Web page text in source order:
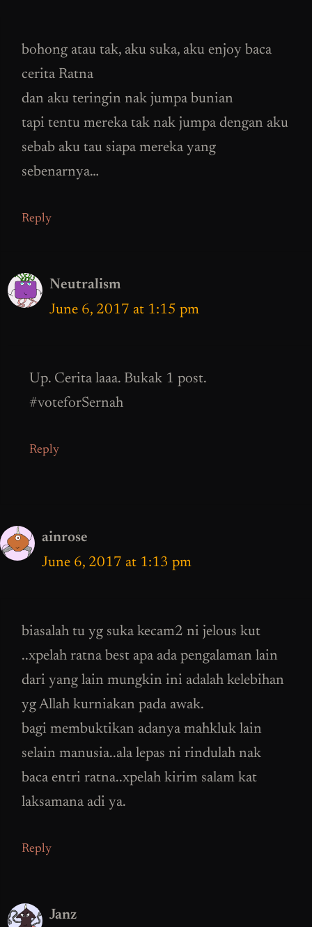
bohong atau tak, aku suka, aku enjoy baca
cerita Ratna
dan aku teringin nak jumpa bunian
tapi tentu mereka tak nak jumpa dengan aku
sebab aku tau siapa mereka yang
sebenarnya…
Reply
Neutralism
June 6, 2017 at 1:15 pm
Up. Cerita laaa. Bukak 1 post.
#voteforSernah
Reply
ainrose
June 6, 2017 at 1:13 pm
biasalah tu yg suka kecam2 ni jelous kut
..xpelah ratna best apa ada pengalaman lain
dari yang lain mungkin ini adalah kelebihan
yg Allah kurniakan pada awak.
bagi membuktikan adanya mahkluk lain
selain manusia..ala lepas ni rindulah nak
baca entri ratna..xpelah kirim salam kat
laksamana adi ya.
Reply
Janz